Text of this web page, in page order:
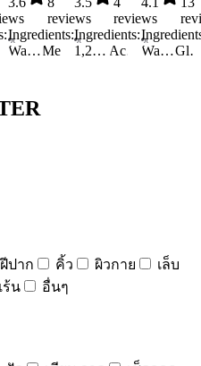
Panax Ginseng Root Extract Butylene Glycol Dicaprylate/Dicaprate Cetyl PEG/PPG-10/1 Dimethicone Butylene Glycol Dimethiconol Arbutin
Sorbitan Olivate Fragrance Mica 1,2-Hexanediol Tocopheryl Acetate (Vitamin E)
Dipropylene Glycol 1,2-Hexanediol Glycerin Methyl Gluceth-20 Trehalose
reviews
Ingredients:
Water/Aqua/Eau
Methyl Trimethicone Butylene Glycol PEG-100 Stearate Dimethiconol
reviews
Ingredients:
1,2-Hexanediol
Acrylates/C10-30 Alkyl Acrylate Crosspolymer Ammonium Acryloyldimethyltaurate/VP Copolymer Amomum Xanthioides
Water/Aqua/Eau
ปาก คิ้ว ผิวกาย
เล็บ
ร้น อื่นๆ